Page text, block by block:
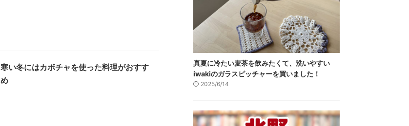
寒い冬にはカボチャを使った料理がおすす
め
真夏に冷たい麦茶を飲みたくて、洗いやすい
iwakiのガラスピッチャーを買いました！
2025/6/14